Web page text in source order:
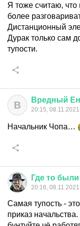
Я тоже считаю, что
более
Дистанционный
Дурак только сам
тупости.
В Вредный
20:15, 08.11.2021
Начальник Чопа…
Где то были
20:16, 08.11.2021
Самая тупость -
приказ